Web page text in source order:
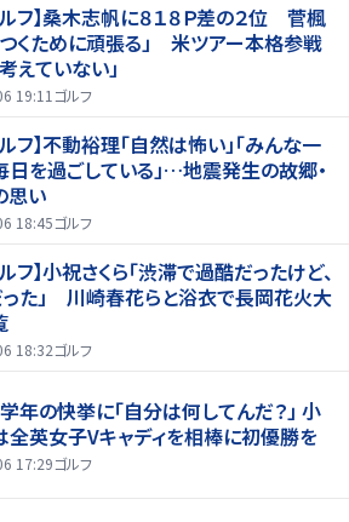
フ】桑木志帆に８１８Ｐ差の２位 菅楓
くために頑張る」 米ツアー本格参戦
えていない」
19:11 ゴルフ
フ】不動裕理「自然は怖い」「みんな一
を過ごしている」…地震発生の故郷・
思い
18:45ゴルフ
フ】小祝さくら「渋滞で過酷だったけど、
った」 川崎春花らと浴衣で長岡花火大
18:32ゴルフ
年の快挙に「自分は何してんだ？」 小
全英女子Vキャディを相棒に初優勝を
17:29ゴルフ